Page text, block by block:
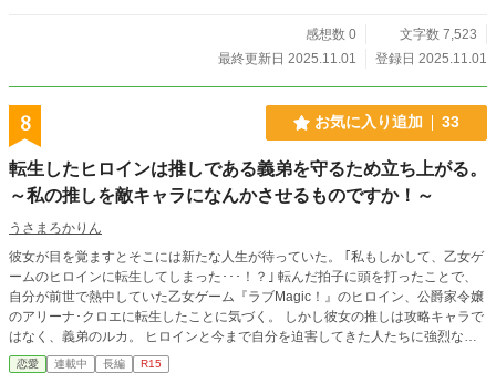
感想数 0
文字数 7,523
最終更新日 2025.11.01
登録日 2025.11.01
8 お気に入り追加 33
転生したヒロインは推しである義弟を守るため立ち上がる。
～私の推しを敵キャラになんかさせるものですか！～
うさまろかりん
彼女が目を覚ますとそこには新たな人生が待っていた。 ｢私もしかして、乙女ゲ
ームのヒロインに転生してしまった･･･！？｣ 転んだ拍子に頭を打ったことで、
自分が前世で熱中していた乙女ゲーム『ラブMagic！』のヒロイン、公爵家令嬢
のアリーナ･クロエに転生したことに気づく。 しかし彼女の推しは攻略キャラで
はなく、義弟のルカ。 ヒロインと今まで自分を迫害してきた人たちに強烈な恨
みを持ち、復讐を果たすため彼女の命を狙う敵キャラだった。 このままでは、
恋愛 連載中 長編 R15